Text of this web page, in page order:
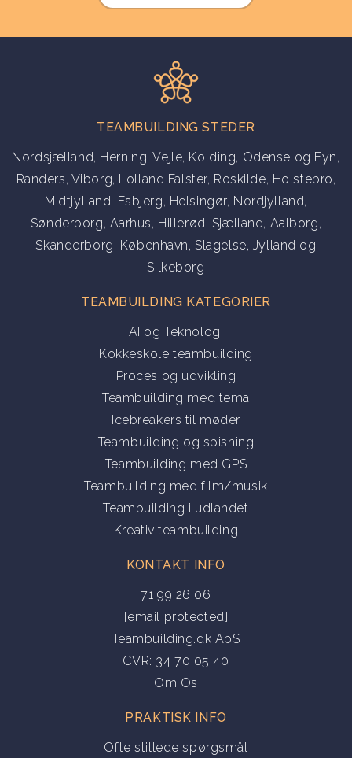
TEAMBUILDING STEDER
Nordsjælland, Herning,Vejle, Kolding, Odense og Fyn,
Randers, Viborg, Lolland Falster, Roskilde, Holstebro,
Midtjylland, Esbjerg, Helsingør, Nordjylland,
Sønderborg, Aarhus, Hillerød, Sjælland, Aalborg,
Skanderborg, København, Slagelse, Jylland og
Silkeborg
TEAMBUILDING KATEGORIER
AI og Teknologi
Kokkeskole teambuilding
Proces og udvikling
Teambuilding med tema
Icebreakers til møder
Teambuilding og spisning
Teambuilding med GPS
Teambuilding med film/musik
Teambuilding i udlandet
Kreativ teambuilding
KONTAKT INFO
71 99 26 06
[email protected]
Teambuilding.dk ApS
CVR: 34 70 05 40
Om Os
PRAKTISK INFO
Ofte stillede spørgsmål